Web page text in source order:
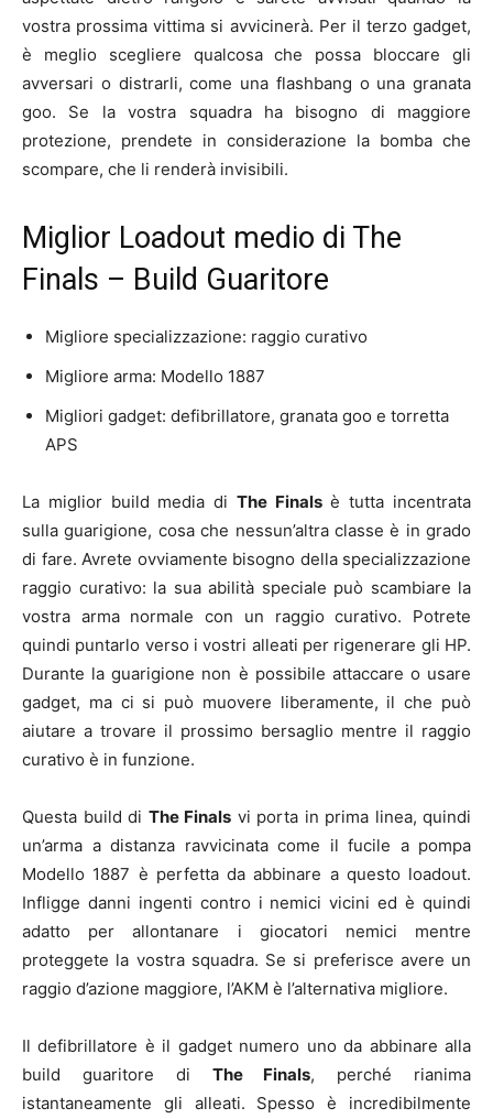
vostra prossima vittima si avvicinerà. Per il terzo gadget,
è meglio scegliere qualcosa che possa bloccare gli
avversari o distrarli, come una flashbang o una granata
goo. Se la vostra squadra ha bisogno di maggiore
protezione, prendete in considerazione la bomba che
scompare, che li renderà invisibili.
Miglior Loadout medio di The
Finals – Build Guaritore
Migliore specializzazione: raggio curativo
Migliore arma: Modello 1887
Migliori gadget: defibrillatore, granata goo e torretta
APS
La miglior build media di The Finalsè tutta incentrata
sulla guarigione, cosa che nessun’altra classe è in grado
di fare. Avrete ovviamente bisogno della specializzazione
raggio curativo: la sua abilità speciale può scambiare la
vostra arma normale con un raggio curativo. Potrete
quindi puntarlo verso i vostri alleati per rigenerare gli HP.
Durante la guarigione non è possibile attaccare o usare
gadget, ma ci si può muovere liberamente, il che può
aiutare a trovare il prossimo bersaglio mentre il raggio
curativo è in funzione.
Questa build di The Finals vi porta in prima linea, quindi
un’arma a distanza ravvicinata come il fucile a pompa
Modello 1887 è perfetta da abbinare a questo loadout.
Infligge danni ingenti contro i nemici vicini ed è quindi
adatto per allontanare i giocatori nemici mentre
proteggete la vostra squadra. Se si preferisce avere un
raggio d’azione maggiore, l’AKM è l’alternativa migliore.
Il defibrillatore è il gadget numero uno da abbinare alla
build guaritore di The Finals, perché rianima
istantaneamente gli alleati. Spesso è incredibilmente